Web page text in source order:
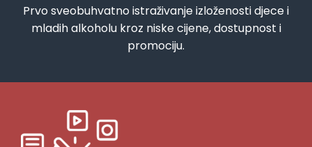
Prvo sveobuhvatno istraživanje izloženosti djece i
mladih alkoholu kroz niske cijene, dostupnost i
promociju.